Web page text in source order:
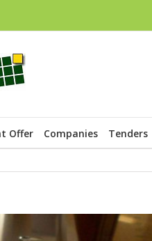
Offer Companies Tenders